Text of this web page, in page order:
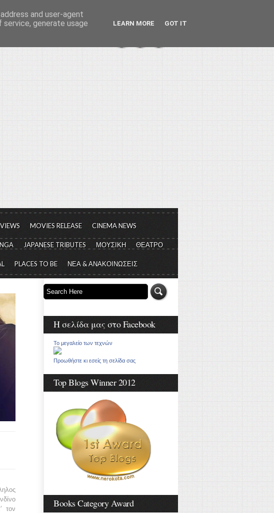
MOVIES RELEASE CINEMA NEWS
JAPANESE TRIBUTES ΜΟΥΣΙΚΗ ΘΕΑΤΡΟ
PLACES TO BE ΝΕΑ & ΑΝΑΚΟΙΝΩΣΕΙΣ
τον
Η σελίδα μας στο Facebook
Το μεγαλείο των τεχνών
Προωθήστε κι εσείς τη σελίδα σας
Top Blogs Winner 2012
Books Category Award
and user-agent
generate usage
LEARN MORE GOT IT